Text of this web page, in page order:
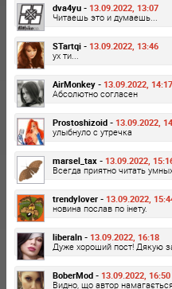
dva4yu - 13.09.2022, 13:07
Читаешь это и думаешь...
STartqi - 13.09.2022, 13:46
ух ти...
AirMonkey - 13.09.2022, 14:17
Абсолютно согласен
Prostoshizoid - 13.09.2022,
улыбнуло с утречка
marsel_tax - 13.09.2022,
Всегда приятно читать
trendylover - 13.09.2022,
новина послав по інету.
liberaln - 13.09.2022, 16:18
Дуже хороший пост! Дякую
BoberMod - 13.09.2022, 16:50
Видно, що автор